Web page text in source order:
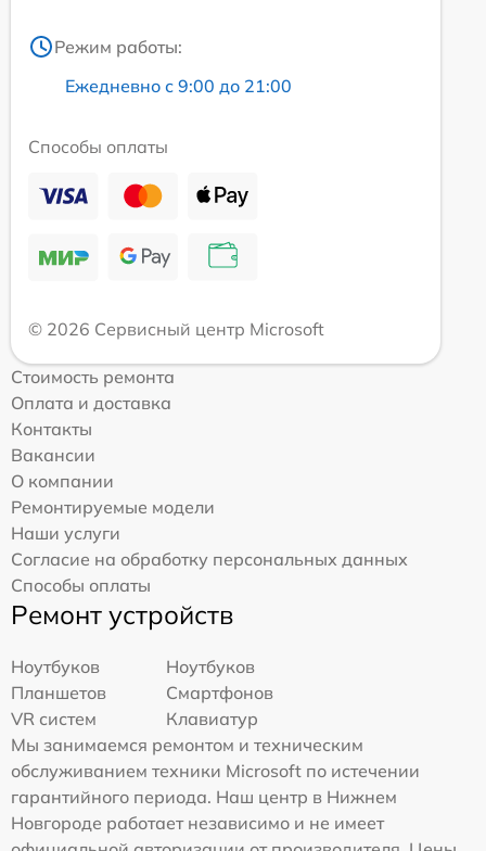
Режим работы:
Ежедневно с 9:00 до 21:00
Способы оплаты
© 2026 Сервисный центр Microsoft
Стоимость ремонта
Оплата и доставка
Контакты
Вакансии
О компании
Ремонтируемые модели
Наши услуги
Согласие на обработку персональных данных
Способы оплаты
Ремонт устройств
Ноутбуков
Ноутбуков
Планшетов
Смартфонов
VR систем
Клавиатур
Мы занимаемся ремонтом и техническим
обслуживанием техники Microsoft по истечении
гарантийного периода. Наш центр в Нижнем
Новгороде работает независимо и не имеет